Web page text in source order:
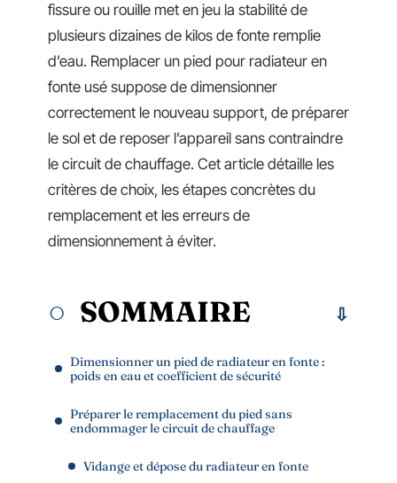
fissure ou rouille met en jeu la stabilité de
plusieurs dizaines de kilos de fonte remplie
d’eau. Remplacer un pied pour radiateur en
fonte usé suppose de dimensionner
correctement le nouveau support, de préparer
le sol et de reposer l’appareil sans contraindre
le circuit de chauffage. Cet article détaille les
critères de choix, les étapes concrètes du
remplacement et les erreurs de
dimensionnement à éviter.
SOMMAIRE
Dimensionner un pied de radiateur en fonte :
poids en eau et coefficient de sécurité
Préparer le remplacement du pied sans
endommager le circuit de chauffage
Vidange et dépose du radiateur en fonte